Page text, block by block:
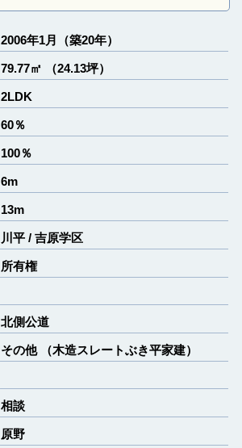
2006年1月（築20年）
79.77㎡ （24.13坪）
2LDK
60％
100％
6m
13m
川平 / 吉原学区
所有権
北側公道
その他 （木造スレートぶき平家建）
相談
原野